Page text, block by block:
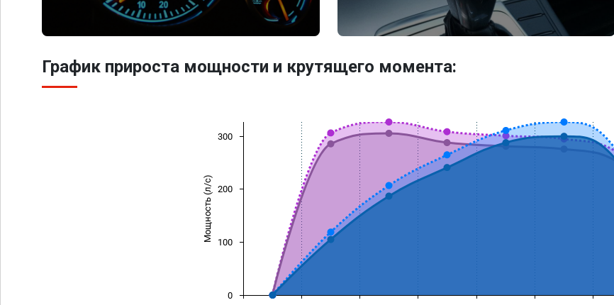
График прироста мощности и крутящего момента:
Мощность (л/с)
0
100
200
300